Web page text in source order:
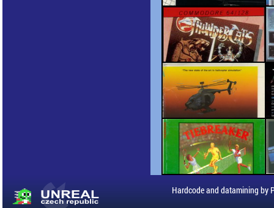
Hardcode and datamining by